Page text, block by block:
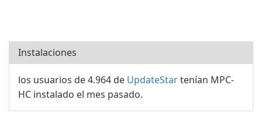
Instalaciones
los usuarios de 4.964 de UpdateStartenían MPC-
HC instalado el mes pasado.